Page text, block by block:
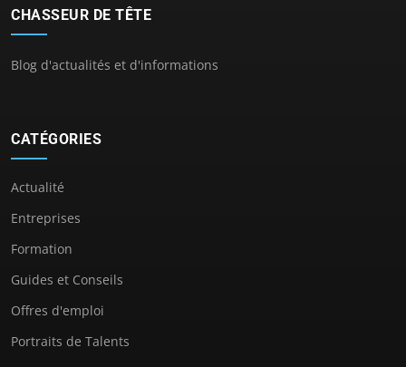
CHASSEUR DE TÊTE
Blog d'actualités et d'informations
CATÉGORIES
Actualité
Entreprises
Formation
Guides et Conseils
Offres d'emploi
Portraits de Talents